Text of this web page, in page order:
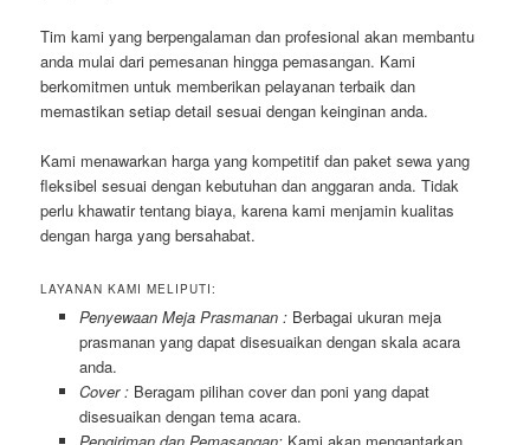
Tim kami yang berpengalaman dan profesional akan membantu
anda mulai dari pemesanan hingga pemasangan. Kami
berkomitmen untuk memberikan pelayanan terbaik dan
memastikan setiap detail sesuai dengan keinginan anda.
Kami menawarkan harga yang kompetitif dan paket sewa yang
fleksibel sesuai dengan kebutuhan dan anggaran anda. Tidak
perlu khawatir tentang biaya, karena kami menjamin kualitas
dengan harga yang bersahabat.
LAYANAN KAMI MELIPUTI:
Penyewaan Meja Prasmanan :Berbagai ukuran meja
prasmanan yang dapat disesuaikan dengan skala acara
anda.
Cover :Beragam pilihan cover dan poni yang dapat
disesuaikan dengan tema acara.
Pengiriman dan Pemasangan:Kami akan mengantarkan